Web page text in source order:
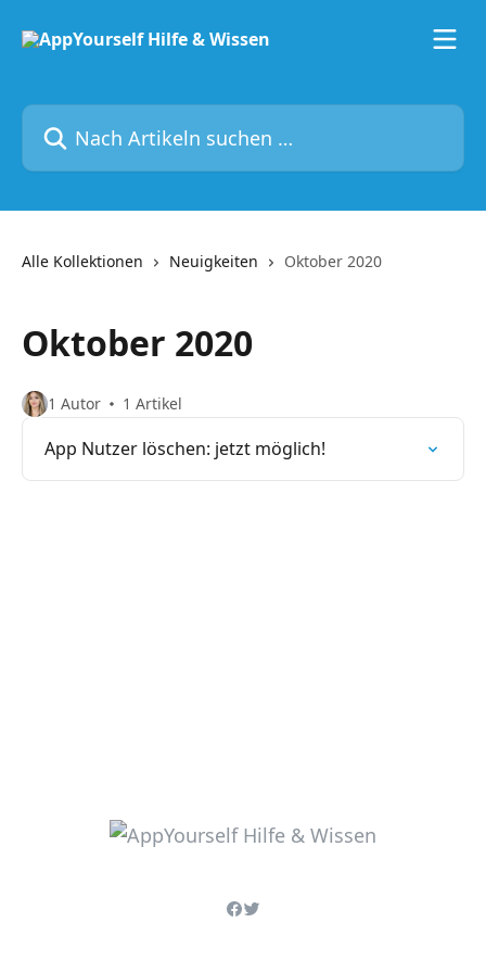
Nach Artikeln suchen …
Alle Kollektionen Neuigkeiten Oktober 2020
Oktober 2020
1 Autor 1 Artikel
App Nutzer löschen: jetzt möglich!